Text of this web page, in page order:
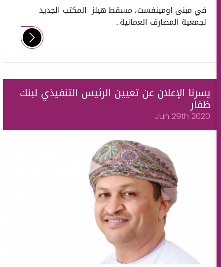
في مبنى اومينفست، مسقط هيلز المكتب الجديد
لجمعية المصارف العمانية...
يسرنا الإعلان عن تعيين الرئيس التنفيذي لبنك
ظفار
Jun 29th 2020